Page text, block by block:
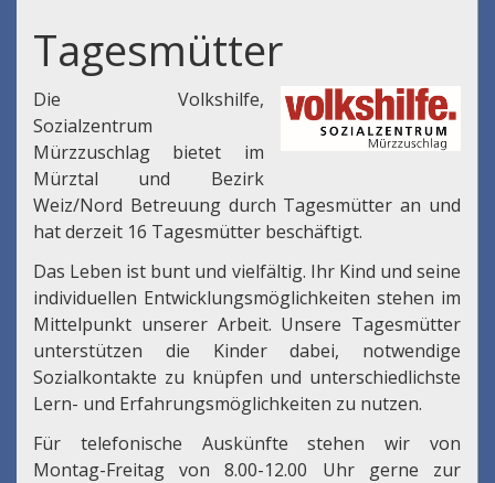
Tagesmütter
Die Volkshilfe,
Sozialzentrum
Mürzzuschlag bietet im
Mürztal und Bezirk
Weiz/Nord Betreuung durch Tagesmütter an und
hat derzeit 16 Tagesmütter beschäftigt.
Das Leben ist bunt und vielfältig. Ihr Kind und seine
individuellen Entwicklungsmöglichkeiten stehen im
Mittelpunkt unserer Arbeit. Unsere Tagesmütter
unterstützen die Kinder dabei, notwendige
Sozialkontakte zu knüpfen und unterschiedlichste
Lern- und Erfahrungsmöglichkeiten zu nutzen.
Für telefonische Auskünfte stehen wir von
Montag-Freitag von 8.00-12.00 Uhr gerne zur